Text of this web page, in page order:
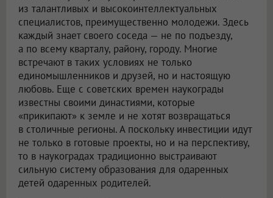
из талантливых и высокоинтеллектуальных
специалистов, преимущественно молодежи. Здесь
каждый знает своего соседа — не по подъезду,
а по всему кварталу, району, городу. Многие
встречают в таких условиях не только
единомышленников и друзей, но и настоящую
любовь. Еще с советских времен наукограды
известны своими династиями, которые
«прикипают» к земле и не хотят возвращаться
в столичные регионы. А поскольку инвестиции идут
не только в готовые проекты, но и на перспективу,
то в наукоградах традиционно выстраивают
сильную систему образования для одаренных
детей одаренных родителей.